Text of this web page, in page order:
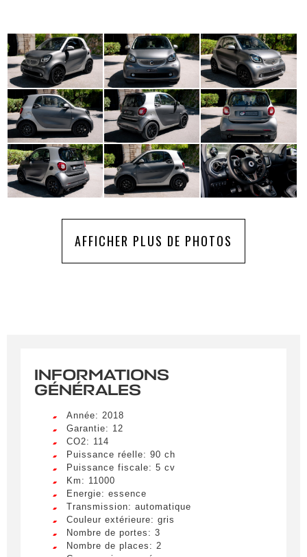
AFFICHER PLUS DE PHOTOS
INFORMATIONS
GÉNÉRALES
Année: 2018
Garantie: 12
CO2: 114
Puissance réelle: 90 ch
Puissance fiscale: 5 cv
Km: 11000
Energie: essence
Transmission: automatique
Couleur extérieure: gris
Nombre de portes: 3
Nombre de places: 2